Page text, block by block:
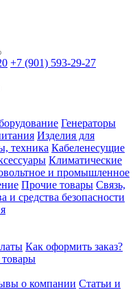
+7 (901) 593-29-27
Генераторы
Изделия для
техника Кабеленесущие
Климатические
и промышленное
Прочие товары Связь,
и средства безопасности
Как оформить заказ?
товары
о компании Статьи и